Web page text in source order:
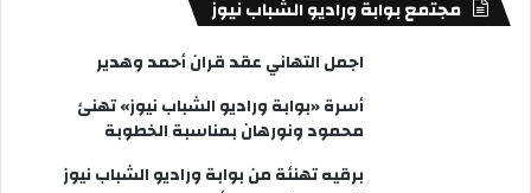
مجتمع بوابة وراديو الشباب نيوز
اجمل التهاني عقد قران أحمد وهدير
أسرة «بوابة وراديو الشباب نيوز» تهنئ
محمود ونورهان بمناسبة الخطوبة
برقيه تهنئة من بوابة وراديو الشباب نيوز